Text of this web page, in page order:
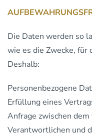
Die Daten werden so
wie es die Zwecke, für
Deshalb:
Personenbezogene
Erfüllung eines
Anfrage zwischen
Verantwortlichen und